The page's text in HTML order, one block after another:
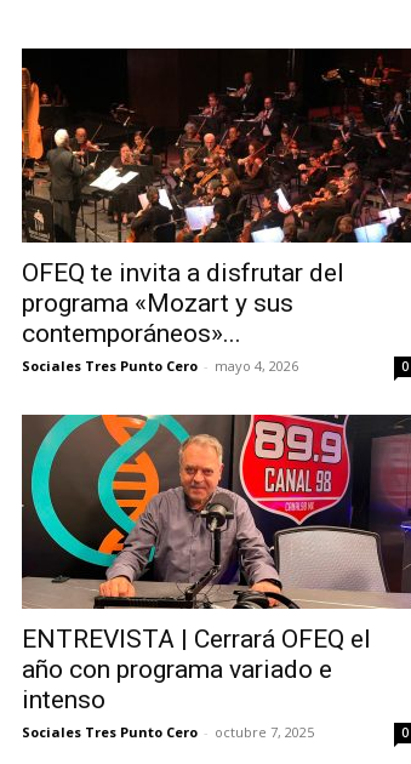
OFEQ te invita a disfrutar del
programa «Mozart y sus
contemporáneos»...
Sociales Tres Punto Cero - mayo 4, 2026 0
ENTREVISTA | Cerrará OFEQ el
año con programa variado e
intenso
Sociales Tres Punto Cero - octubre 7, 2025 0